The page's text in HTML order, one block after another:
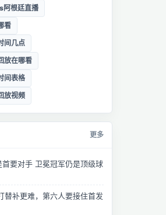
根廷直播
看
间几点
放在哪看
间表格
放视频
更多
要对手 卫冕冠军仍是顶级球
替补更难，第六人要接住首发